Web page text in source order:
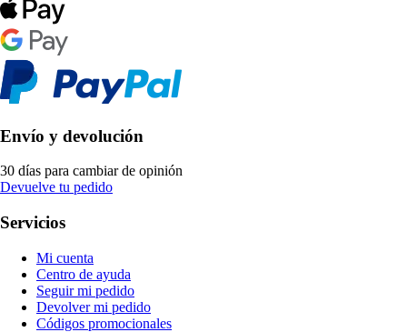
Envío y devolución
30 días para cambiar de opinión
Devuelve tu pedido
Servicios
Mi cuenta
Centro de ayuda
Seguir mi pedido
Devolver mi pedido
Códigos promocionales